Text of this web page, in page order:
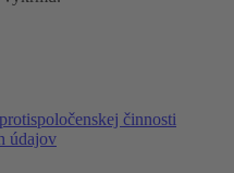
činnosti
údajov